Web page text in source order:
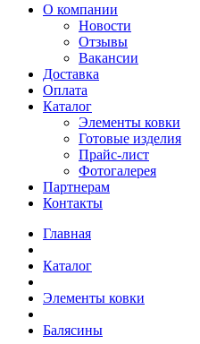
О компании
Новости
Отзывы
Вакансии
Доставка
Оплата
Каталог
Элементы ковки
Готовые изделия
Прайс-лист
Фотогалерея
Партнерам
Контакты
Главная
Каталог
Элементы ковки
Балясины